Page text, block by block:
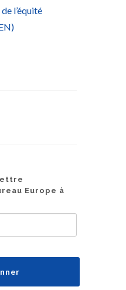
l’équité
Europe à